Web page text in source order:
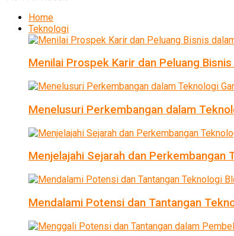
Home
Teknologi
Menilai Prospek Karir dan Peluang
Menelusuri Perkembangan dalam
Menjelajahi Sejarah dan Perkembangan
Mendalami Potensi dan Tantangan